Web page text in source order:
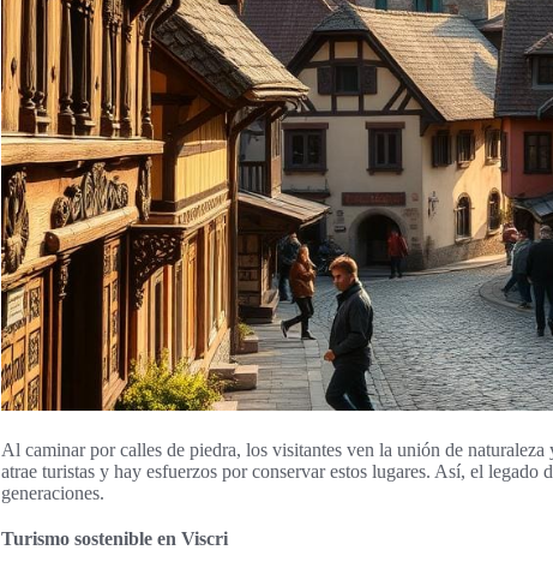
Al caminar por calles de piedra, los visitantes ven la unión de naturaleza
atrae turistas y hay esfuerzos por conservar estos lugares. Así, el legado
generaciones.
Turismo sostenible en Viscri